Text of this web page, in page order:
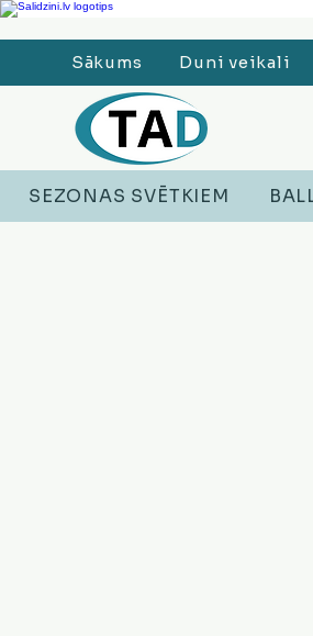
Ledusskapji, Sadzīves tehnika,
Sākums Duni veikali
SEZONAS SVĒTKIEM